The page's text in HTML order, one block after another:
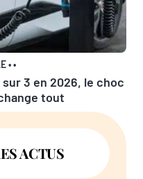
••
3 en 2026, le choc
tout
ACTUS